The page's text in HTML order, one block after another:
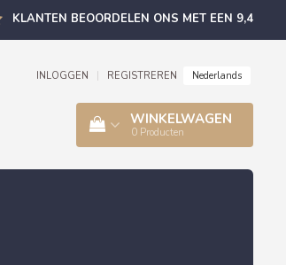
KLANTEN BEOORDELEN ONS MET EEN 9,4
INLOGGEN REGISTREREN Nederlands
WINKELWAGEN
0 Producten